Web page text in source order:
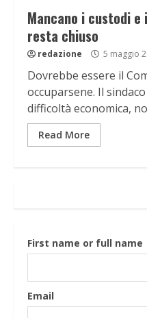
Mancano i custodi e
resta chiuso
redazione 5 maggio
Dovrebbe essere il
occuparsene. Il
difficoltà economica,
Read More
First name or full name
Email